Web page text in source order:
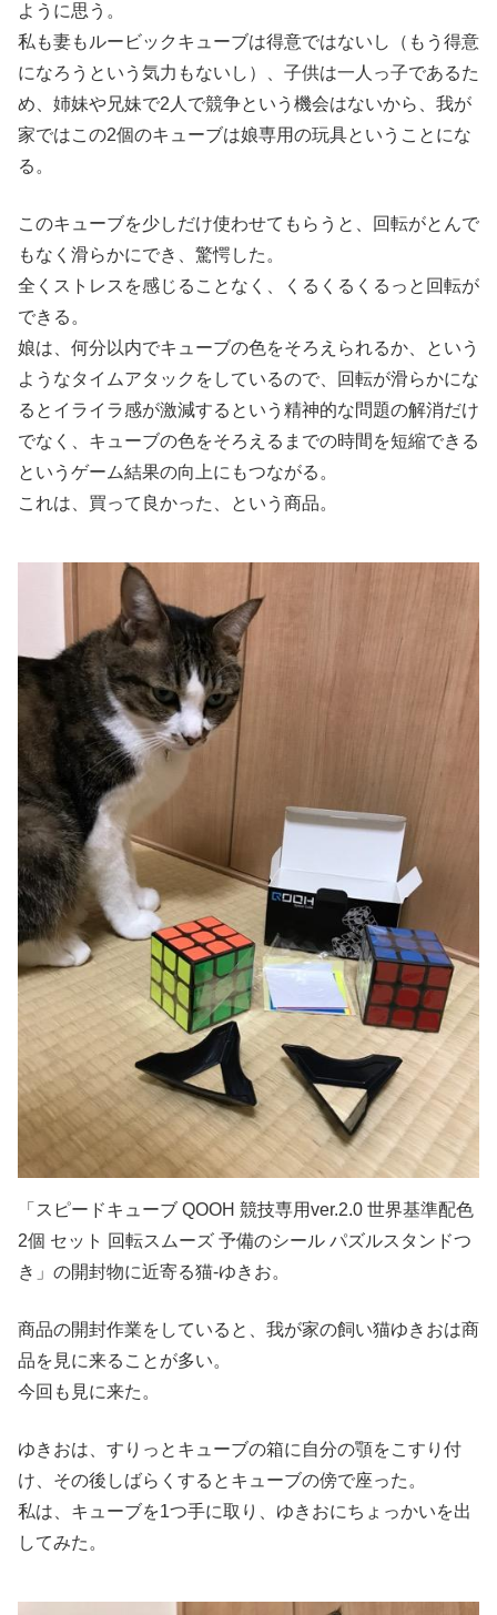
ように思う。
私も妻もルービックキューブは得意ではないし（もう得意
になろうという気力もないし）、子供は一人っ子であるた
め、姉妹や兄妹で2人で競争という機会はないから、我が
家ではこの2個のキューブは娘専用の玩具ということにな
る。
このキューブを少しだけ使わせてもらうと、回転がとんで
もなく滑らかにでき、驚愕した。
全くストレスを感じることなく、くるくるくるっと回転が
できる。
娘は、何分以内でキューブの色をそろえられるか、という
ようなタイムアタックをしているので、回転が滑らかにな
るとイライラ感が激減するという精神的な問題の解消だけ
でなく、キューブの色をそろえるまでの時間を短縮できる
というゲーム結果の向上にもつながる。
これは、買って良かった、という商品。
「スピードキューブ QOOH 競技専用ver.2.0 世界基準配色
2個 セット 回転スムーズ 予備のシール パズルスタンドつ
き」の開封物に近寄る猫-ゆきお。
商品の開封作業をしていると、我が家の飼い猫ゆきおは商
品を見に来ることが多い。
今回も見に来た。
ゆきおは、すりっとキューブの箱に自分の顎をこすり付
け、その後しばらくするとキューブの傍で座った。
私は、キューブを1つ手に取り、ゆきおにちょっかいを出
してみた。